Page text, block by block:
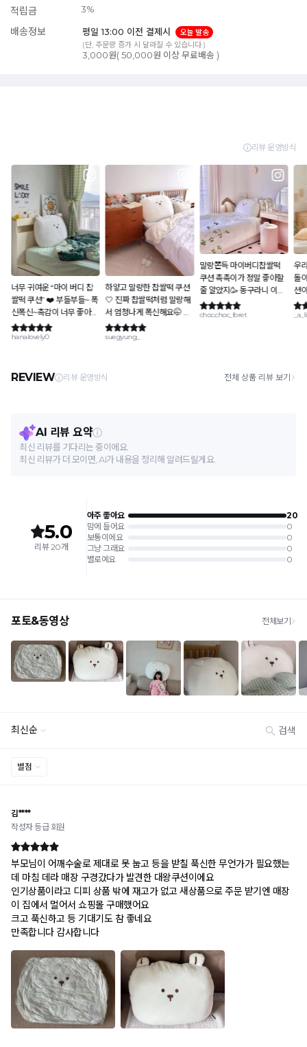
적립금 3%
배송정보 평일 13:00 이전 결제시
오늘 발송
(단, 주문량 증가 시 달라질 수 있습니다.)
3,000원( 50,000원 이상 무료배송 )